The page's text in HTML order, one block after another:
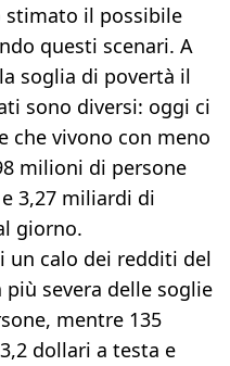
stimato il possibile
questi scenari. A
soglia di povertà il
sono diversi: oggi ci
che vivono con meno
milioni di persone
3,27 miliardi di
giorno.
un calo dei redditi del
severa delle soglie
mentre 135
dollari a testa e